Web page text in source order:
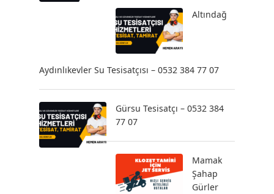
Altındağ
Aydınlıkevler Su Tesisatçısı – 0532 384 77 07
Gürsu Tesisatçı – 0532 384
77 07
Mamak
Şahap
Gürler